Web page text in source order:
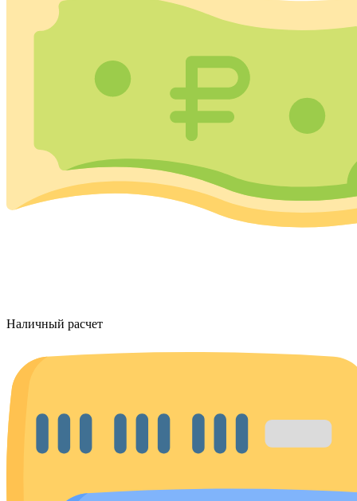
Наличный расчет